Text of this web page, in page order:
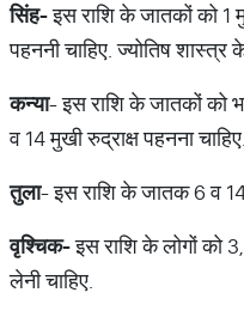
सिंह-इस राशि के जातकों को 1
पहननी चाहिए. ज्योतिष
कन्या- इस राशि के जातकों को
व 14 मुखी रुद्राक्ष पहनना चाहिए.
तुला- इस राशि के जातक 6 व 14
वृश्चिक-इस राशि के लोगों को
लेनी चाहिए.